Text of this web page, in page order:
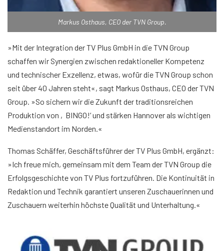
Markus Osthaus, CEO der TVN Group.
»Mit der Integration der TV Plus GmbH in die TVN Group
schaffen wir Synergien zwischen redaktioneller Kompetenz
und technischer Exzellenz, etwas, wofür die TVN Group schon
seit über 40 Jahren steht«, sagt Markus Osthaus, CEO der TVN
Group. »So sichern wir die Zukunft der traditionsreichen
Produktion von ‚BINGO!‘ und stärken Hannover als wichtigen
Medienstandort im Norden.«
Thomas Schäffer, Geschäftsführer der TV Plus GmbH, ergänzt:
»Ich freue mich, gemeinsam mit dem Team der TVN Group die
Erfolgsgeschichte von TV Plus fortzuführen. Die Kontinuität in
Redaktion und Technik garantiert unseren Zuschauerinnen und
Zuschauern weiterhin höchste Qualität und Unterhaltung.«